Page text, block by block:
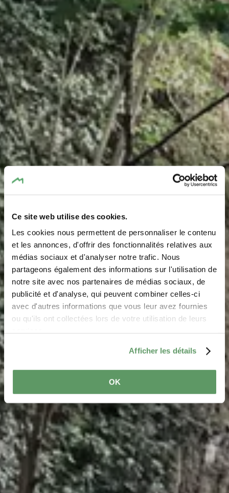
Ce site web utilise des cookies.
Les cookies nous permettent de personnaliser le contenu
et les annonces, d'offrir des fonctionnalités relatives aux
médias sociaux et d'analyser notre trafic. Nous
partageons également des informations sur l'utilisation de
notre site avec nos partenaires de médias sociaux, de
publicité et d'analyse, qui peuvent combiner celles-ci
avec d'autres informations que vous leur avez fournies
ou qu'ils ont collectées lors de votre utilisation de leurs
Afficher les détails
OK
Formation rocheuse
"Alkummer"
Où? Rue de la Montagne, 6586 Steinheim